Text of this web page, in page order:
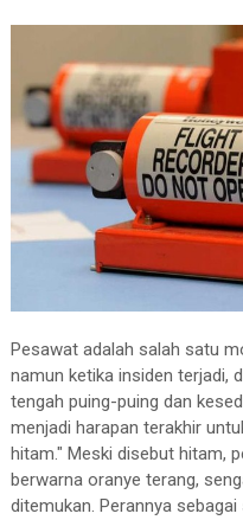
Pesawat adalah salah satu
namun ketika insiden terjadi,
tengah puing-puing dan
menjadi harapan terakhir
hitam." Meski disebut hitam,
berwarna oranye terang,
ditemukan. Perannya